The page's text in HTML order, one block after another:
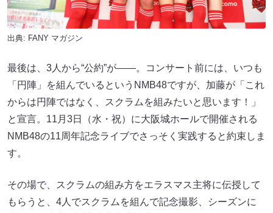
出典: FANY マガジン
最後は、3人から“公約”が――。コンサート前には、いつも
「円陣」を組んでいるというNMB48ですが、加藤が「これ
からは円陣ではなく、スクラムを組みたいと思います！」
と宣言。11月3日（水・祝）に大阪城ホールで開催される
NMB48の11周年記念ライブでさっそく実践すると約束しま
す。
その場で、スクラムの組み方をエラスマス主将に伝授して
もらうと、4人でスクラムを組んで記念撮影、シーズンに